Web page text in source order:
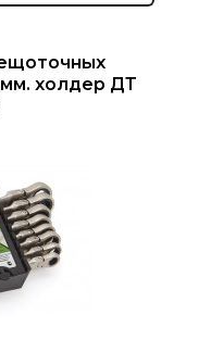
холдер ДТ